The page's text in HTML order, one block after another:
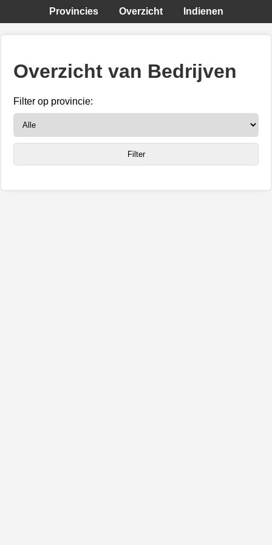
Provincies Overzicht Indienen
Overzicht van Bedrijven
Filter op provincie: